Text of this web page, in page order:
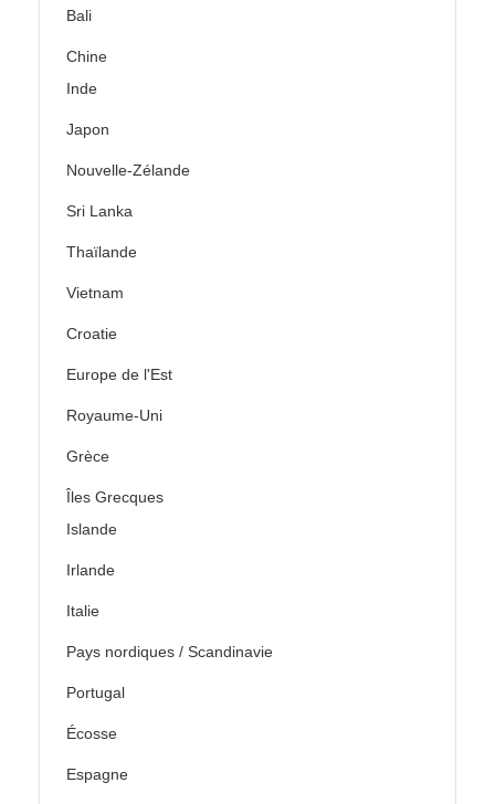
Bali
Chine
Inde
Japon
Nouvelle-Zélande
Sri Lanka
Thaïlande
Vietnam
Croatie
Europe de l'Est
Royaume-Uni
Grèce
Îles Grecques
Islande
Irlande
Italie
Pays nordiques / Scandinavie
Portugal
Écosse
Espagne